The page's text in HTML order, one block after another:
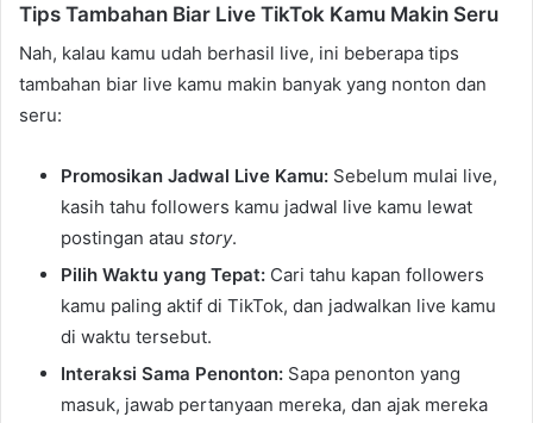
Tips Tambahan Biar Live TikTok Kamu Makin Seru
Nah, kalau kamu udah berhasil live, ini beberapa tips
tambahan biar live kamu makin banyak yang nonton dan
seru:
Promosikan Jadwal Live Kamu: Sebelum mulai live,
kasih tahu followers kamu jadwal live kamu lewat
postingan atau story.
Pilih Waktu yang Tepat: Cari tahu kapan followers
kamu paling aktif di TikTok, dan jadwalkan live kamu
di waktu tersebut.
Interaksi Sama Penonton: Sapa penonton yang
masuk, jawab pertanyaan mereka, dan ajak mereka